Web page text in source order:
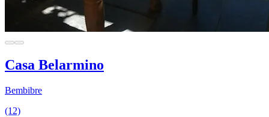
Casa Belarmino
Bembibre
(12)